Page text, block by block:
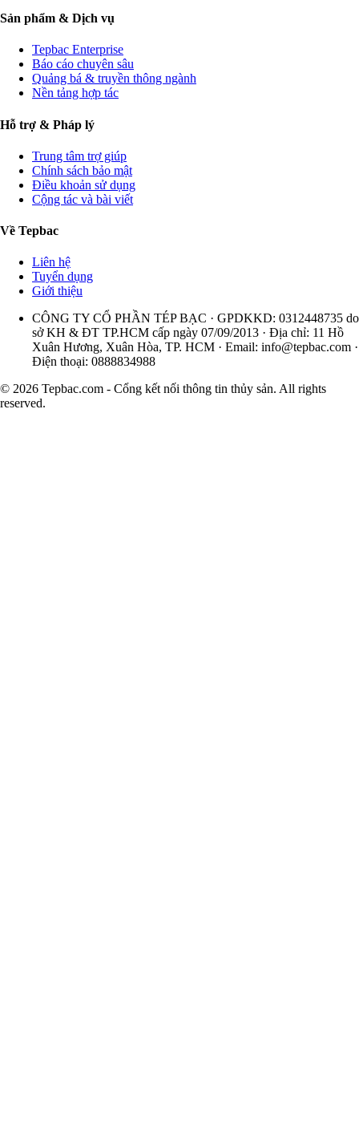
Sản phẩm & Dịch vụ
Tepbac Enterprise
Báo cáo chuyên sâu
Quảng bá & truyền thông ngành
Nền tảng hợp tác
Hỗ trợ & Pháp lý
Trung tâm trợ giúp
Chính sách bảo mật
Điều khoản sử dụng
Cộng tác và bài viết
Về Tepbac
Liên hệ
Tuyển dụng
Giới thiệu
CÔNG TY CỔ PHẦN TÉP BẠC · GPDKKD: 0312448735 do
sở KH & ĐT TP.HCM cấp ngày 07/09/2013 · Địa chỉ: 11 Hồ
Xuân Hương, Xuân Hòa, TP. HCM · Email: info@tepbac.com ·
Điện thoại: 0888834988
© 2026 Tepbac.com - Cổng kết nối thông tin thủy sản. All rights
reserved.